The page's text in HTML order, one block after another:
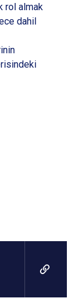
rol almak
dahil